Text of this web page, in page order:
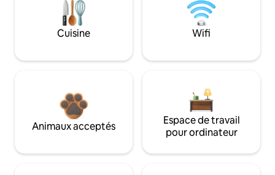
Cuisine Wifi
Animaux acceptés
Espace de travail
pour ordinateur